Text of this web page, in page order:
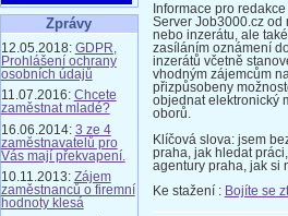
Zprávy
12.05.2018: GDPR,
Prohlášení ochrany
osobních údajů
11.07.2016: Chcete
zaměstnat mladé?
16.06.2014: 3 ze 4
zaměstnavatelů pro
Vás mají překvapení.
10.11.2013: Zájem
zaměstnanců o firemní
hodnoty klesá
Informace pro redakce
Server Job3000.cz od
nebo inzerátu, ale
zasíláním oznámení
inzerátů včetně
vhodným zájemcům
přizpůsobeny
objednat elektronický
oborů.
Klíčová slova: jsem
praha, jak hledat
agentury praha, jak si
Ke stažení : Bojíte se